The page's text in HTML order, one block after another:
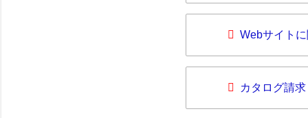
Webサイト
カタログ請求